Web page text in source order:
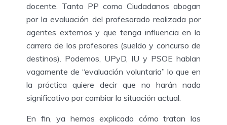
docente. Tanto PP como Ciudadanos abogan
por la evaluación del profesorado realizada por
agentes externos y que tenga influencia en la
carrera de los profesores (sueldo y concurso de
destinos). Podemos, UPyD, IU y PSOE hablan
vagamente de “evaluación voluntaria” lo que en
la práctica quiere decir que no harán nada
significativo por cambiar la situación actual.
En fin, ya hemos explicado cómo tratan las